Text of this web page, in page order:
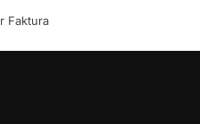
Faktura